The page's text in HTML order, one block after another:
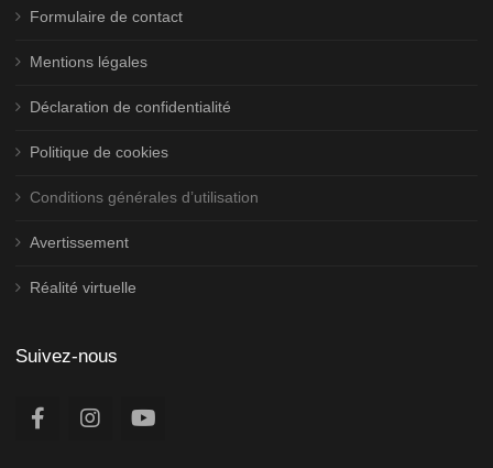
Formulaire de contact
Mentions légales
Déclaration de confidentialité
Politique de cookies
Conditions générales d’utilisation
Avertissement
Réalité virtuelle
Suivez-nous